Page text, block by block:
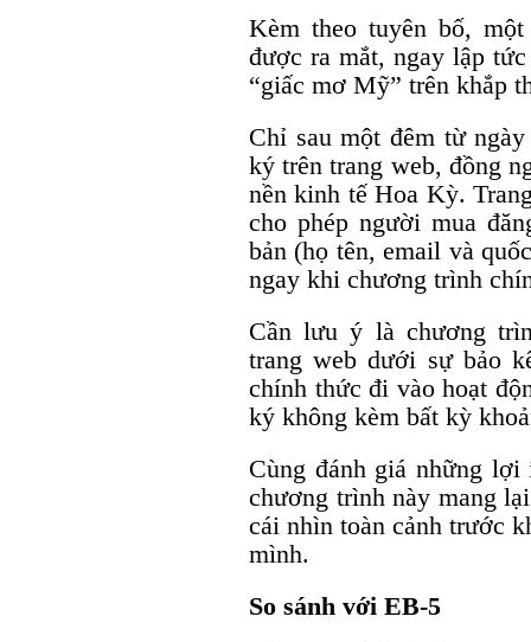
Kèm theo tuyên bố,
được ra mắt, ngay lập
“giấc mơ Mỹ” trên khắp
Chỉ sau một đêm từ
ký trên trang web, đồng
nền kinh tế Hoa Kỳ.
cho phép người mua
bản (họ tên, email và
ngay khi chương trình
Cần lưu ý là chương
trang web dưới sự bảo
chính thức đi vào hoạt
ký không kèm bất kỳ
Cùng đánh giá những
chương trình này mang
cái nhìn toàn cảnh trước
mình.
So sánh với EB-5